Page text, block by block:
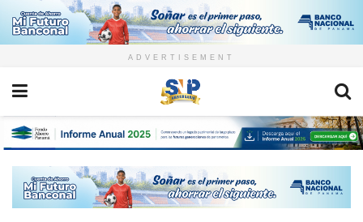
ADVERTISEMENT